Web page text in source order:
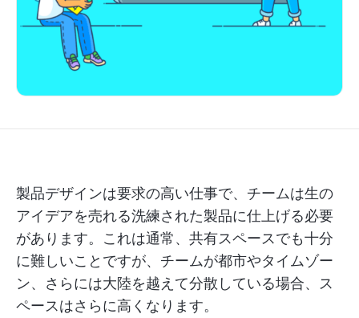
製品デザインは要求の高い仕事で、チームは生の
アイデアを売れる洗練された製品に仕上げる必要
があります。これは通常、共有スペースでも十分
に難しいことですが、チームが都市やタイムゾー
ン、さらには大陸を越えて分散している場合、ス
ペースはさらに高くなります。